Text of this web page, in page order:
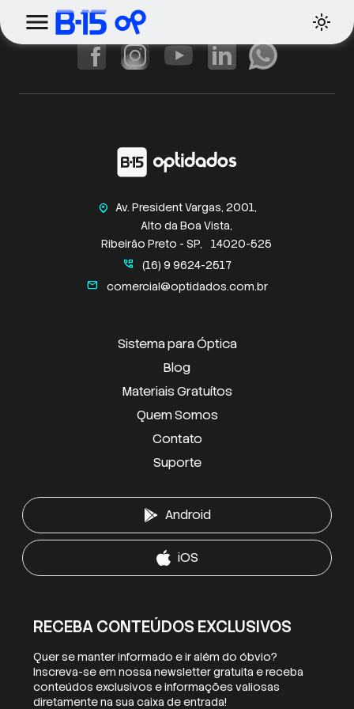
home_pin
Av. President Vargas, 2001,
Alto da Boa Vista,
Ribeirão Preto - SP,
14020-525
perm_phone_msg (16) 9 9624-2517
mail comercial@optidados.com.br
Sistema para Óptica
Blog
Materiais Gratuítos
Quem Somos
Contato
Suporte
RECEBA CONTEÚDOS EXCLUSIVOS
Quer se manter informado e ir além do óbvio?
Inscreva-se em nossa newsletter gratuita e receba
conteúdos exclusivos e informações valiosas
diretamente na sua caixa de entrada!
Android
iOS